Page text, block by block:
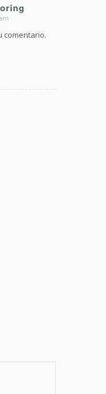
comentario.